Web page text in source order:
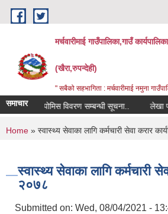
Skip to main content
मर्चवारीमाई गाउँपालिका,गाउँ
(खैरा,रुपन्देही)
" सबैको सहभागिता : मर्चवारीमाई नमुना
समाचारकोपोमिस विवरण सम्बन्धी सूचना.. लेखा
You are here
Home » स्वास्थ्य सेवाका लागि कर्मचारी सेवा करार
स्वास्थ्य सेवाका लागि कर्मचारी
२०७८
Submitted on: Wed, 08/04/2021 -